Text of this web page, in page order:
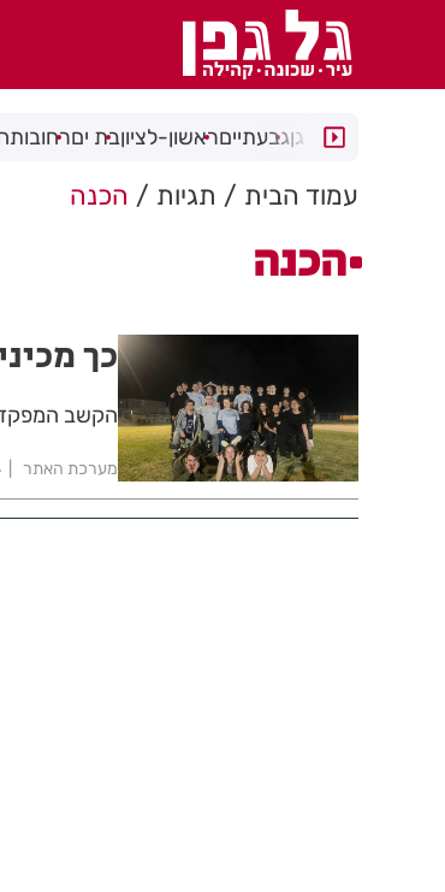
רמת גןגבעתייםראשון-לציוןבת יםרחובות
עמוד הבית תגיות הכנה
הכנה
כך
הקשב
מערכת האתר